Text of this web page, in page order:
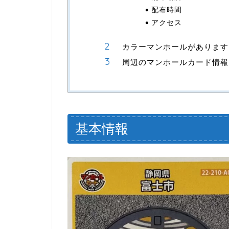
配布時間
アクセス
カラーマンホールがありま
周辺のマンホールカード情報
基本情報